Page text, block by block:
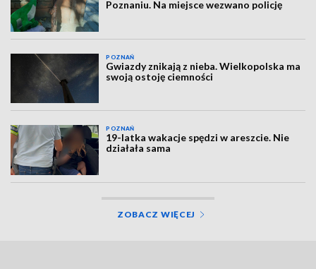
Poznaniu. Na miejsce wezwano policję
POZNAŃ
Gwiazdy znikają z nieba. Wielkopolska ma
swoją ostoję ciemności
POZNAŃ
19-latka wakacje spędzi w areszcie. Nie
działała sama
ZOBACZ WIĘCEJ